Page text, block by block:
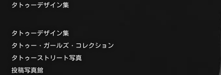
タトゥーデザイン集
タトゥーデザイン集
タトゥー・ガールズ・コレクション
タトゥーストリート写真
投稿写真館